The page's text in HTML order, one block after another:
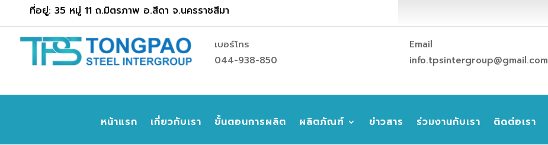
ที่อยู่: 35 หมู่ 11 ถ.มิตรภาพ อ.สีดา จ.นครราชสีมา
เบอร์โทร
044-938-850
Email
info.tpsintergroup@gmail.com
หน้าแรก เกี่ยวกับเรา ขั้นตอนการผลิต ผลิตภัณฑ์ ข่าวสาร ร่วมงานกับเรา ติดต่อเรา